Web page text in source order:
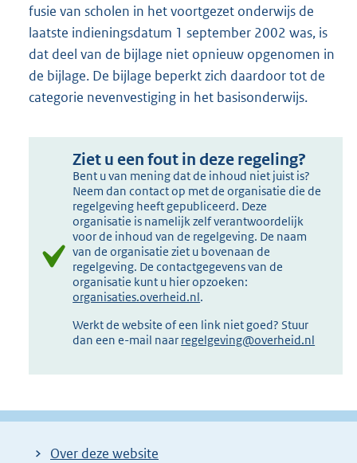
fusie van scholen in het voortgezet onderwijs de
laatste indieningsdatum 1 september 2002 was, is
dat deel van de bijlage niet opnieuw opgenomen in
de bijlage. De bijlage beperkt zich daardoor tot de
categorie nevenvestiging in het basisonderwijs.
Ziet u een fout in deze regeling?
Bent u van mening dat de inhoud niet juist is?
Neem dan contact op met de organisatie die de
regelgeving heeft gepubliceerd. Deze
organisatie is namelijk zelf verantwoordelijk
voor de inhoud van de regelgeving. De naam
van de organisatie ziet u bovenaan de
regelgeving. De contactgegevens van de
organisatie kunt u hier opzoeken:
organisaties.overheid.nl.
Werkt de website of een link niet goed? Stuur
dan een e-mail naar regelgeving@overheid.nl
Over deze website